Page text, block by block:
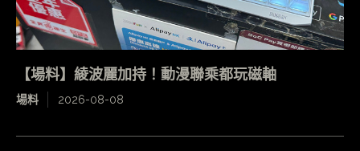
【場料】綾波麗加持！動漫聯乘都玩磁軸
場料 2026-08-08